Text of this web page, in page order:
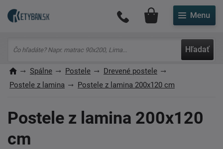
Hľadať
Môj účet
Spálne Postele
Drevené postele
Postele z lamina
Postele z lamina 200x120 cm
Postele z lamina 200x120
cm